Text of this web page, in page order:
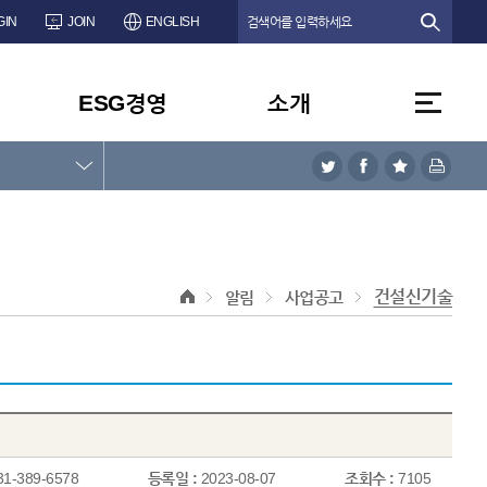
JOIN ENGLISH
ESG경영 소개
알림 사업공고 건설신기술
389-6578 등록일 : 2023-08-07 조회수 : 7105